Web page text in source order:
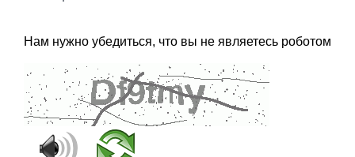
Нам нужно убедиться, что вы не являетесь роботом